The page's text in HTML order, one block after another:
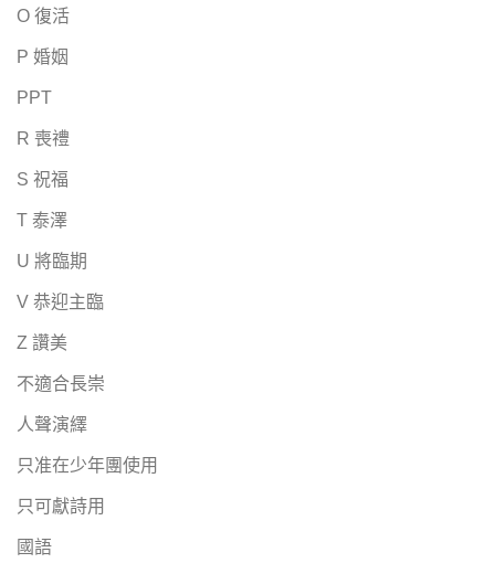
O 復活
P 婚姻
PPT
R 喪禮
S 祝福
T 泰澤
U 將臨期
V 恭迎主臨
Z 讚美
不適合長崇
人聲演繹
只准在少年團使用
只可獻詩用
國語